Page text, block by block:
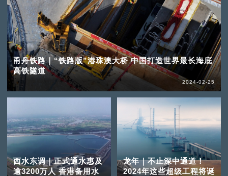
甬舟铁路｜“铁路版”港珠澳大桥 中国打造世界最长海底
高铁隧道
2024-02-25
西水东调｜正式通水惠及
逾3200万人 香港备用水
龙年｜不止深中通道！
2024年这些超级工程将诞